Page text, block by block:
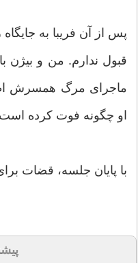
پس از آن فریبا به
قبول ندارم. من و بیژن
ماجرای مرگ همسرش
او چگونه فوت کرده
با پایان جلسه، قضات